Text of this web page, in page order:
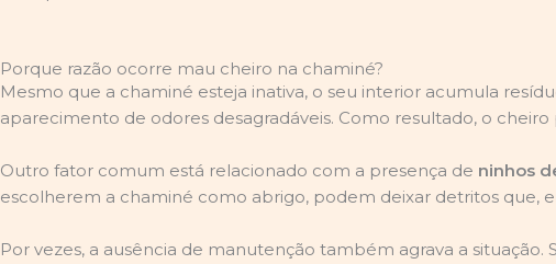
Porque razão ocorre mau cheiro na chaminé?
Mesmo que a chaminé esteja inativa, o seu interior acumula
aparecimento de odores desagradáveis. Como resultado, o
Outro fator comum está relacionado com a presença de ninhos
escolherem a chaminé como abrigo, podem deixar detritos que,
Por vezes, a ausência de manutenção também agrava a